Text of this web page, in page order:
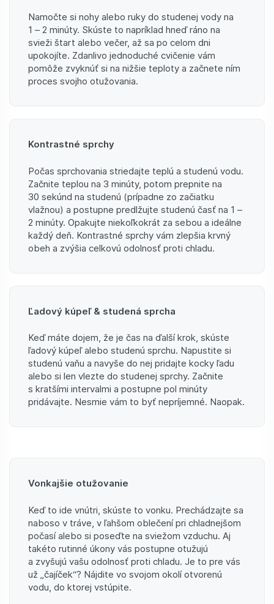
Namočte si nohy alebo ruky do studenej vody na
1 – 2 minúty. Skúste to napríklad hneď ráno na
svieži štart alebo večer, až sa po celom dni
upokojíte. Zdanlivo jednoduché cvičenie vám
pomôže zvyknúť si na nižšie teploty a začnete ním
proces svojho otužovania.
Kontrastné sprchy
Počas sprchovania striedajte teplú a studenú vodu.
Začnite teplou na 3 minúty, potom prepnite na
30 sekúnd na studenú (prípadne zo začiatku
vlažnou) a postupne predlžujte studenú časť na 1 –
2 minúty. Opakujte niekoľkokrát za sebou a ideálne
každý deň. Kontrastné sprchy vám zlepšia krvný
obeh a zvýšia celkovú odolnosť proti chladu.
Ľadový kúpeľ & studená sprcha
Keď máte dojem, že je čas na ďalší krok, skúste
ľadový kúpeľ alebo studenú sprchu. Napustite si
studenú vaňu a navyše do nej pridajte kocky ľadu
alebo si len vlezte do studenej sprchy. Začnite
s kratšími intervalmi a postupne pol minúty
pridávajte. Nesmie vám to byť nepríjemné. Naopak.
Vonkajšie otužovanie
Keď to ide vnútri, skúste to vonku. Prechádzajte sa
naboso v tráve, v ľahšom oblečení pri chladnejšom
počasí alebo si poseďte na sviežom vzduchu. Aj
takéto rutinné úkony vás postupne otužujú
a zvyšujú vašu odolnosť proti chladu. Je to pre vás
už „čajíček“? Nájdite vo svojom okolí otvorenú
vodu, do ktorej vstúpite.